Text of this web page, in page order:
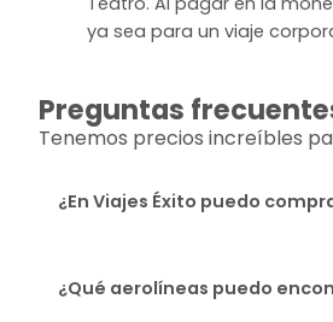
ya sea para un viaje
Preguntas
Tenemos precios increíbles
¿En Viajes Éxito puedo
¿Qué aerolíneas puedo